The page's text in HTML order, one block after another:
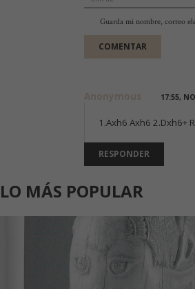
Guarda mi nombre, correo
Anonymous 17:55,
1.Axh6 Axh6 2.Dxh6+
RESPONDER
LO MÁS POPULAR